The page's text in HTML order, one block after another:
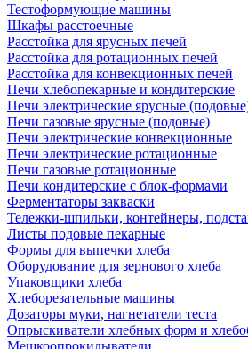
Тестоформующие машины
Шкафы расстоечные
Расстойка для ярусных печей
Расстойка для ротационных печей
Расстойка для конвекционных печей
Печи хлебопекарные и кондитерские
Печи электрические ярусные
Печи газовые ярусные (подовые)
Печи электрические конвекционные
Печи электрические ротационные
Печи газовые ротационные
Печи кондитерские с блок-формами
Ферментаторы закваски
Тележки-шпильки, контейнеры,
Листы подовые пекарные
Формы для выпечки хлеба
Оборудование для зернового хлеба
Упаковщики хлеба
Хлеборезательные машины
Дозаторы муки, нагнетатели теста
Опрыскиватели хлебных форм и
Мешкоопрокидыватели